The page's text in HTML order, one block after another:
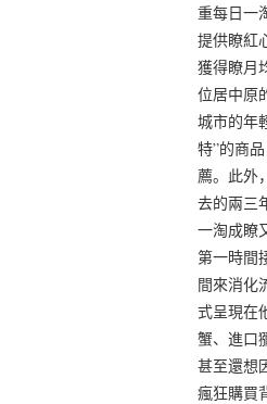
重每日一
提供瞭紅
獲得瞭月
位居中原
城市的年
特”的商
薦。此外
去的兩三
一淘成瞭
第一時間
間來消化
式呈現在
蟹、進口
甚至還想
瘋狂購買